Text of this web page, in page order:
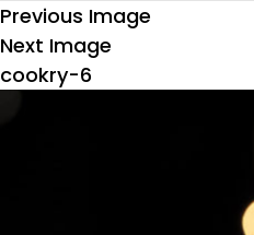
Previous Image
Next Image
cookry-6